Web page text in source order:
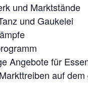
und Marktstände
und Gaukelei
Angebote für
auf